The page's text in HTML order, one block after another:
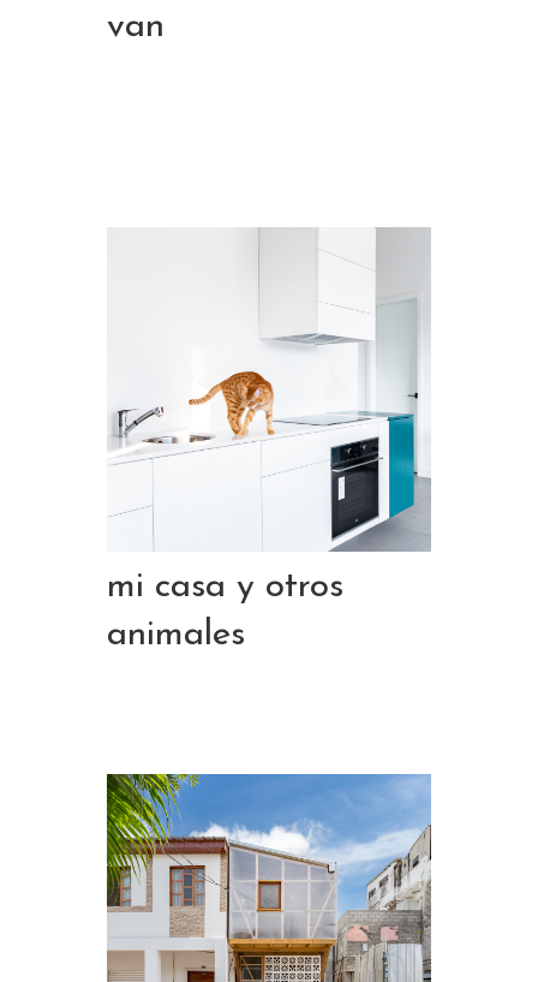
van
mi casa y otros
animales